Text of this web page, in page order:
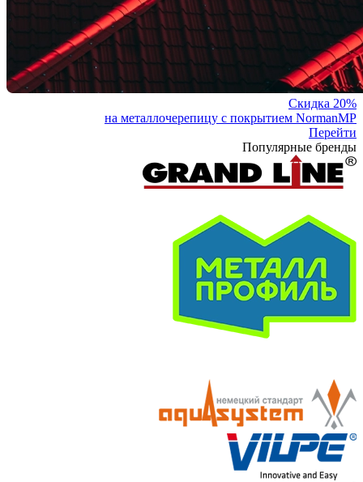
Скидка 20%
на металлочерепицу с покрытием NormanMP
Перейти
Популярные бренды